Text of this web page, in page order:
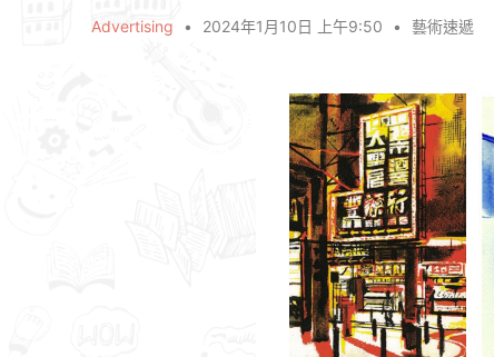
Advertising • 2024年1月10日 上午9:50 • 藝術速遞